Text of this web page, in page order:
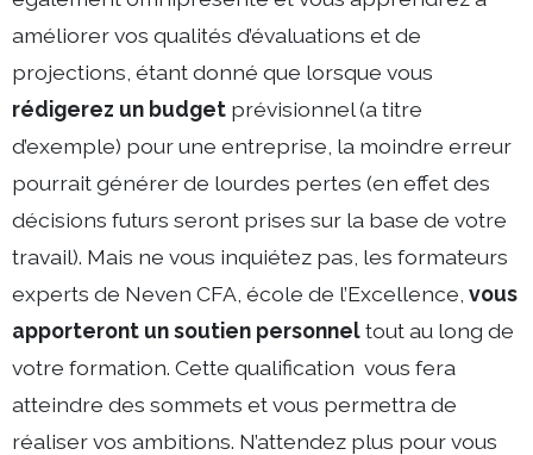
améliorer vos qualités d’évaluations et de
projections, étant donné que lorsque vous
rédigerez un budget prévisionnel (a titre
d’exemple) pour une entreprise, la moindre erreur
pourrait générer de lourdes pertes (en effet des
décisions futurs seront prises sur la base de votre
travail). Mais ne vous inquiétez pas, les formateurs
experts de Neven CFA, école de l’Excellence, vous
apporteront un soutien personneltout au long de
votre formation. Cette qualification vous fera
atteindre des sommets et vous permettra de
réaliser vos ambitions. N’attendez plus pour vous